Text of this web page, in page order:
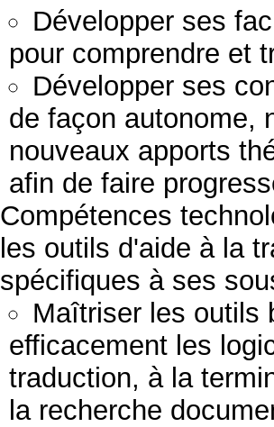
Développer ses
pour comprendre et
Développer ses
de façon autonome,
nouveaux apports
afin de faire
Compétences
les outils d'aide à la
spécifiques à ses
Maîtriser les outils
efficacement les
traduction, à la
la recherche